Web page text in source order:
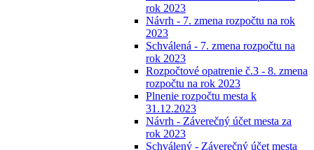
rok 2023
Návrh - 7. zmena rozpočtu na rok
2023
Schválená - 7. zmena rozpočtu na
rok 2023
Rozpočtové opatrenie č.3 - 8. zmena
rozpočtu na rok 2023
Plnenie rozpočtu mesta k
31.12.2023
Návrh - Záverečný účet mesta za
rok 2023
Schválený - Záverečný účet mesta